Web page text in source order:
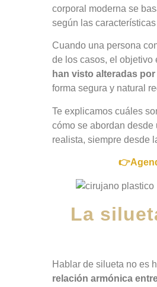
corporal moderna se
según las
Cuando una persona
de los casos, el objetivo
han visto alteradas
forma segura y natural
Te explicamos cuáles
cómo se abordan
realista, siempre desde
La
Hablar de silueta no es
relación armónica